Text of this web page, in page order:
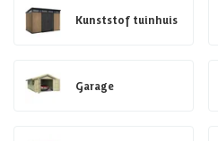
Kunststof tuinhuis
Garage